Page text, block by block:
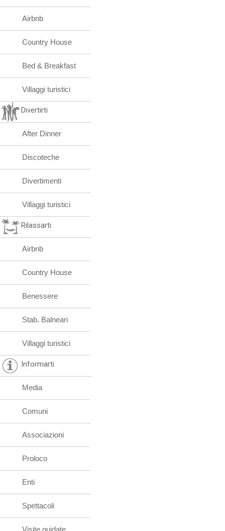
Airbnb
Country House
Bed & Breakfast
Villaggi turistici
Divertirti
After Dinner
Discoteche
Divertimenti
Villaggi turistici
Rilassarti
Airbnb
Country House
Benessere
Stab. Balneari
Villaggi turistici
Informarti
Media
Comuni
Associazioni
Proloco
Enti
Spettacoli
Visite guidate